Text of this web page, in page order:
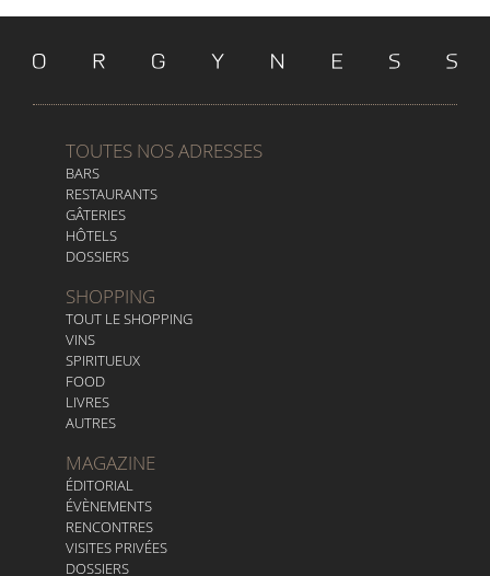
TOUTES NOS ADRESSES
BARS
RESTAURANTS
GÂTERIES
HÔTELS
DOSSIERS
SHOPPING
TOUT LE SHOPPING
VINS
SPIRITUEUX
FOOD
LIVRES
AUTRES
MAGAZINE
ÉDITORIAL
ÉVÈNEMENTS
RENCONTRES
VISITES PRIVÉES
DOSSIERS